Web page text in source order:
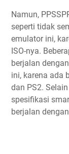
Namun,
seperti tidak
emulator ini,
ISO-nya.
berjalan
ini, karena ada
dan PS2.
spesifikasi
berjalan